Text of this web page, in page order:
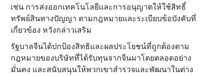
เช่น การส่งออกเทคโนโลยีและการอนุญาตให้ใช้สิทธิ์
ทรัพย์สินทางปัญญา ตามกฎหมายและระเบียบข้อบังคับที่
เกี่ยวข้อง หวังกล่าวเสริม
รัฐบาลจีนได้ปกป้องสิทธิและผลประโยชน์ที่ถูกต้องตาม
กฎหมายของบริษัทที่ได้รับทุนจากจีนมาโดยตลอดอย่าง
มั่นคง และสนับสนุนให้พวกเขาสำรวจและพัฒนาในต่าง